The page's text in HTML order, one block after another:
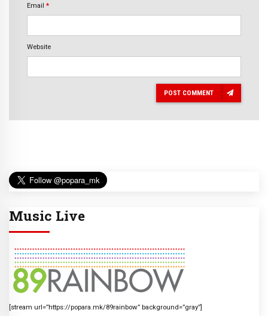
Email *
Website
POST COMMENT
Music Live
[stream url=”https://popara.mk/89rainbow” background=”gray”]